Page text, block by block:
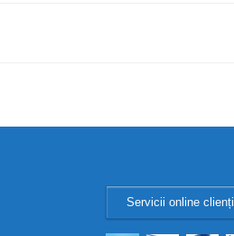
Servicii online clienți